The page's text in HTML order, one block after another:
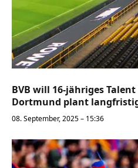
BVB will 16-jähriges
Dortmund plant
08. September, 2025 – 15:36